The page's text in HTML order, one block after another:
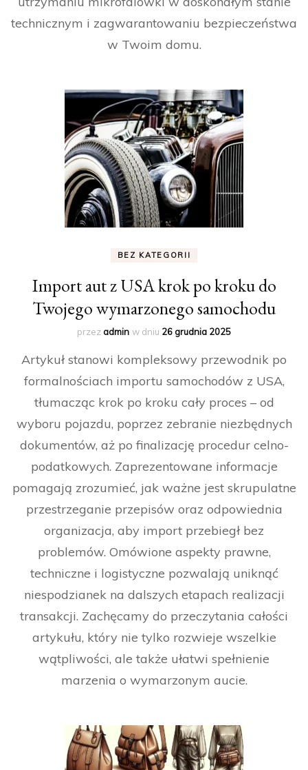
technicznym i zagwarantowaniu bezpieczeństwa
w Twoim domu.
BEZ KATEGORII
Import aut z USA krok po kroku do
Twojego wymarzonego samochodu
przezadmin w dniu 26 grudnia 2025
Artykuł stanowi kompleksowy przewodnik po
formalnościach importu samochodów z USA,
tłumacząc krok po kroku cały proces – od
wyboru pojazdu, poprzez zebranie niezbędnych
dokumentów, aż po finalizację procedur celno-
podatkowych. Zaprezentowane informacje
pomagają zrozumieć, jak ważne jest skrupulatne
przestrzeganie przepisów oraz odpowiednia
organizacja, aby import przebiegł bez
problemów. Omówione aspekty prawne,
techniczne i logistyczne pozwalają uniknąć
niespodzianek na dalszych etapach realizacji
transakcji. Zachęcamy do przeczytania całości
artykułu, który nie tylko rozwieje wszelkie
wątpliwości, ale także ułatwi spełnienie
marzenia o wymarzonym aucie.